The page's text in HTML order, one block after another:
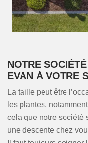
NOTRE
EVAN À VOTRE
La taille peut être
les plantes,
cela que notre société
une descente chez